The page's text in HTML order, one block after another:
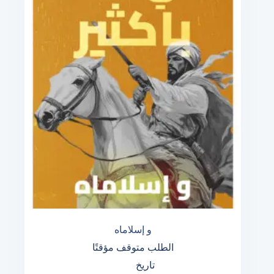
و إسلاماه
الطلب متوقف مؤقتًا
تاريخ